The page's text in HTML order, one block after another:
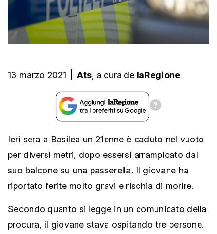
13 marzo 2021 Ats, a cura de laRegione
Ieri sera a Basilea un 21enne è caduto nel vuoto
per diversi metri, dopo essersi arrampicato dal
suo balcone su una passerella. Il giovane ha
riportato ferite molto gravi e rischia di morire.
Secondo quanto si legge in un comunicato della
procura, il giovane stava ospitando tre persone.